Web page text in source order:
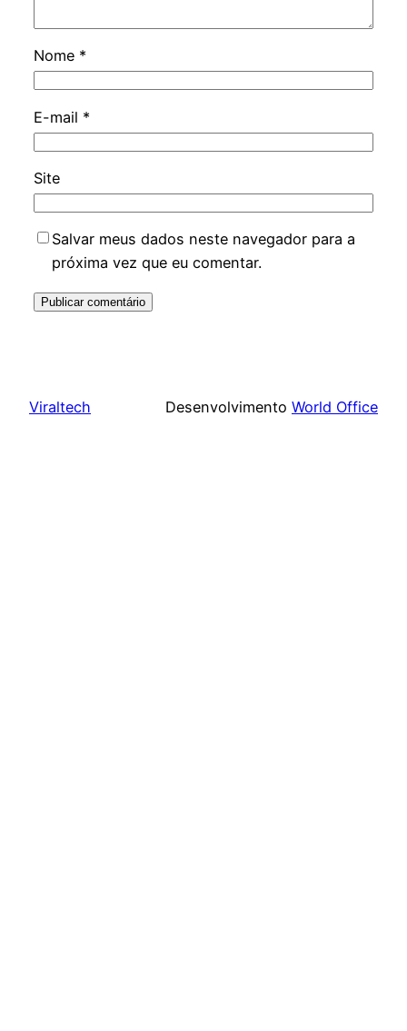
Nome *
E-mail *
Site
Salvar meus dados neste navegador para a
próxima vez que eu comentar.
Viraltech Desenvolvimento World Office